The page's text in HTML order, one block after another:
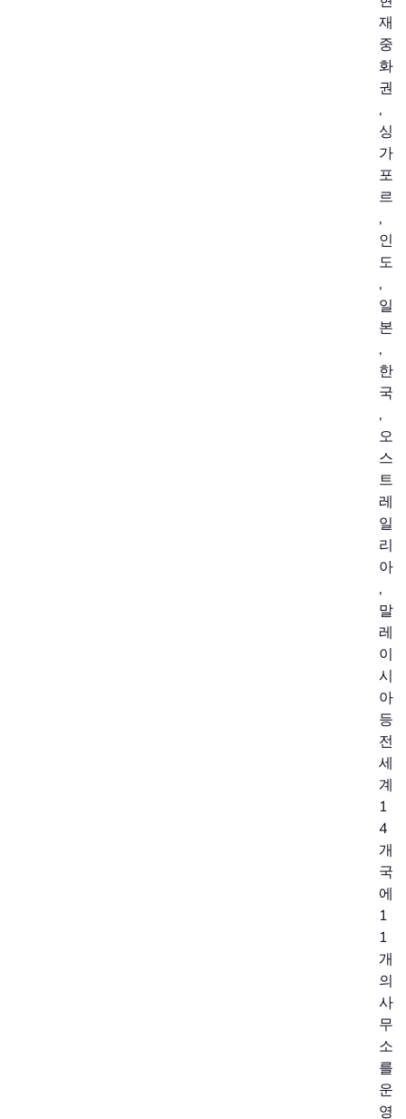
재
중
화
권
,
싱
가
포
르
,
인
도
,
일
본
,
한
국
,
오
스
트
레
일
리
아
,
말
레
이
시
아
등
전
세
계
1
4
개
국
에
1
1
개
의
사
무
소
를
운
영